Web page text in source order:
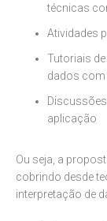
técnicas
Atividades
Tutoriais
dados com
aplicação
Ou seja, a
cobrindo desde
interpretação de